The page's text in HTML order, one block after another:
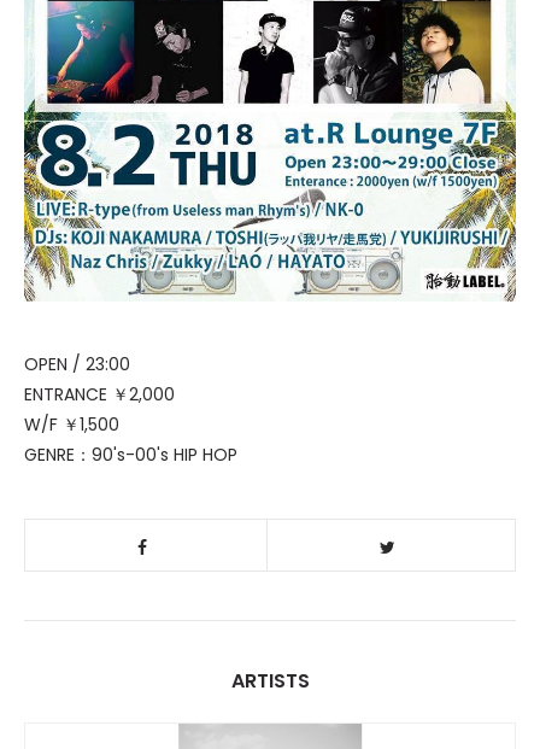
OPEN / 23:00
ENTRANCE ￥2,000
W/F ￥1,500
GENRE：90's-00's HIP HOP
ARTISTS